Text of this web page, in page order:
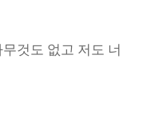
것도 없고 저도 너